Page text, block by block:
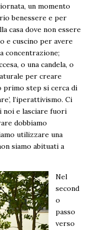
un momento
benessere e per
casa dove non essere
e cuscino per avere
concentrazione;
o una candela, o
per creare
primo step si cerca di
l’iperattivismo. Ci
noi e lasciare fuori
dobbiamo
utilizzare una
siamo abituati a
Nel
second
o
passo
verso